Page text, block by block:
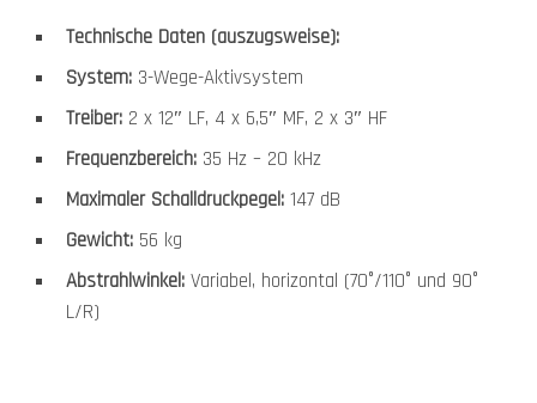
Technische Daten (auszugsweise):
System: 3-Wege-Aktivsystem
Treiber: 2 x 12″ LF, 4 x 6,5″ MF, 2 x 3″ HF
Frequenzbereich: 35 Hz – 20 kHz
Maximaler Schalldruckpegel: 147 dB
Gewicht: 56 kg
Abstrahlwinkel: Variabel, horizontal (70°/110° und 90°
L/R)